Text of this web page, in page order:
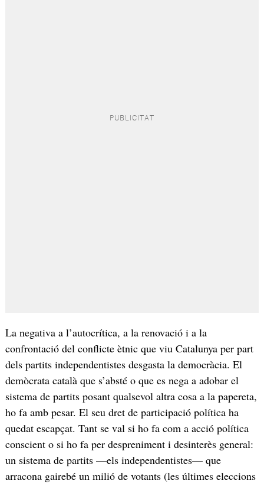
La negativa a l’autocrítica, a la renovació i a la
confrontació del conflicte ètnic que viu Catalunya per part
dels partits independentistes desgasta la democràcia. El
demòcrata català que s’absté o que es nega a adobar el
sistema de partits posant qualsevol altra cosa a la papereta,
ho fa amb pesar. El seu dret de participació política ha
quedat escapçat. Tant se val si ho fa com a acció política
conscient o si ho fa per despreniment i desinterès general:
un sistema de partits —els independentistes— que
arracona gairebé un milió de votants (les últimes eleccions